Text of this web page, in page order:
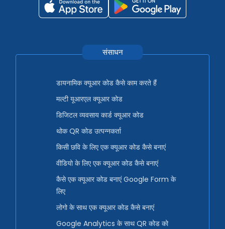
संसाधन
डायनामिक क्यूआर कोड कैसे काम करते हैं
मल्टी यूआरएल क्यूआर कोड
डिजिटल व्यवसाय कार्ड क्यूआर कोड
थोक QR कोड उत्पन्नकर्ता
किसी छवि के लिए एक क्यूआर कोड कैसे बनाएं
वीडियो के लिए एक क्यूआर कोड कैसे बनाएं
कैसे एक क्यूआर कोड बनाएं Google Form के
लिए
लोगो के साथ एक क्यूआर कोड कैसे बनाएं
Google Analytics के साथ QR कोड को